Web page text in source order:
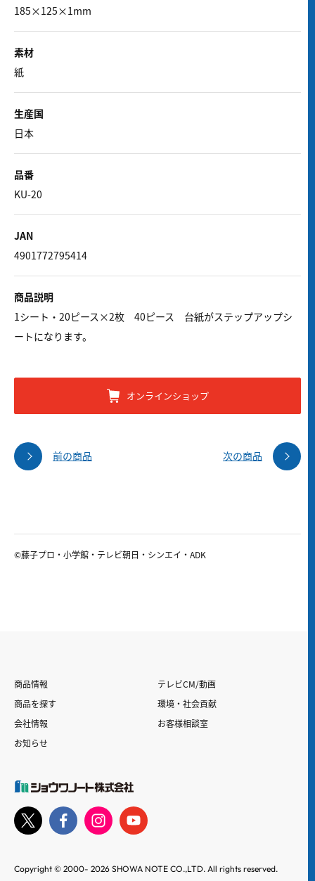
185×125×1mm
素材
紙
生産国
日本
品番
KU-20
JAN
4901772795414
商品説明
1シート・20ピース×2枚 40ピース 台紙がステップアップシ
ートになります。
オンラインショップ
前の商品 次の商品
©藤子プロ・小学館・テレビ朝日・シンエイ・ADK
商品情報
商品を探す
会社情報
お知らせ
テレビCM/動画
環境・社会貢献
お客様相談室
Copyright © 2000- 2026 SHOWA NOTE CO.,LTD. All rights reserved.